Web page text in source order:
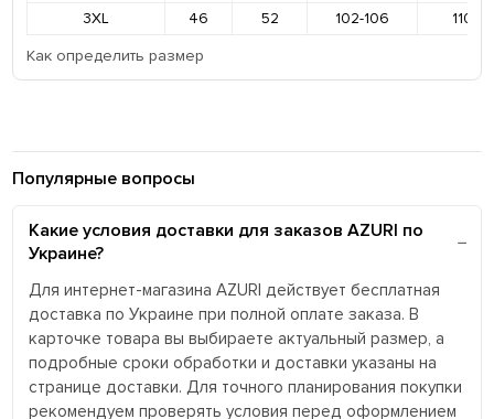
3XL
46 52 102-106
110-
Как определить размер
Популярные вопросы
Какие условия доставки для заказов AZURI по
Украине?
Для интернет-магазина AZURI действует бесплатная
доставка по Украине при полной оплате заказа. В
карточке товара вы выбираете актуальный размер, а
подробные сроки обработки и доставки указаны на
странице доставки. Для точного планирования покупки
рекомендуем проверять условия перед оформлением